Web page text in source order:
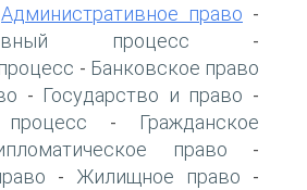
Административное право -
процесс -
- Банковское право
- Государство и право -
-
Гражданское
право -
- Жилищное право -